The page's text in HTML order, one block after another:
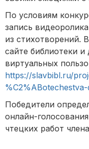
По условиям
запись
из стихотворений.
сайте библиотеки
виртуальных
https://slavbibl.ru/
Победители
онлайн-
чтецких работ